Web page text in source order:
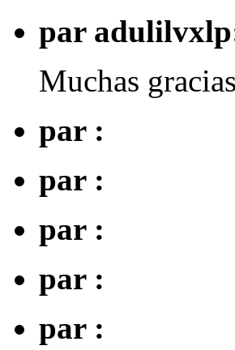
par
Muchas
par :
par :
par :
par :
par :